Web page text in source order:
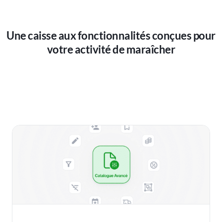
Une caisse aux fonctionnalités conçues pour
votre activité de maraîcher